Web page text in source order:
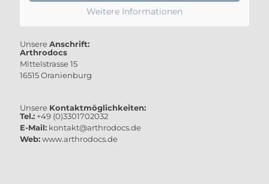
Weitere Informationen
UnsereAnschrift:
Arthrodocs
Mittelstrasse 15
16515 Oranienburg
Unsere Kontaktmöglichkeiten:
Tel.: +49 (0)3301702032
E-Mail: kontakt@arthrodocs.de
Web:www.arthrodocs.de